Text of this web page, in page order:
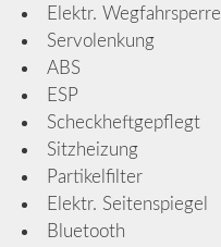
Elektr. Wegfahrsperre
Servolenkung
ABS
ESP
Scheckheftgepflegt
Sitzheizung
Partikelfilter
Elektr. Seitenspiegel
Bluetooth